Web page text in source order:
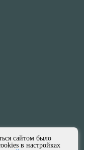
сайтом было
в настройках